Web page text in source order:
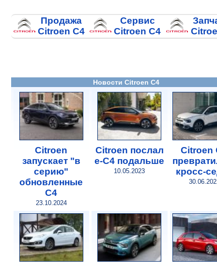
Продажа
Citroen C4
Сервис
Citroen C4
Новости Citroen C4
Citroen
запускает "в
серию"
обновленные
C4
23.10.2024
Citroen послал
e-C4 подальше
10.05.2023
Citroen
кросс-